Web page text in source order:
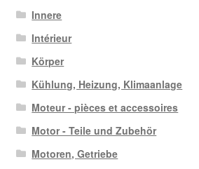
Innere
Intérieur
Körper
Kühlung, Heizung, Klimaanlage
Moteur - pièces et accessoires
Motor - Teile und Zubehör
Motoren, Getriebe